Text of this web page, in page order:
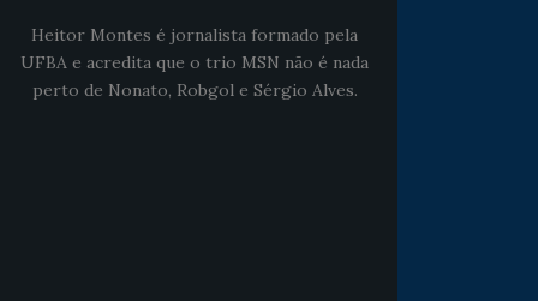
Heitor Montes é jornalista formado pela
UFBA e acredita que o trio MSN não é nada
perto de Nonato, Robgol e Sérgio Alves.